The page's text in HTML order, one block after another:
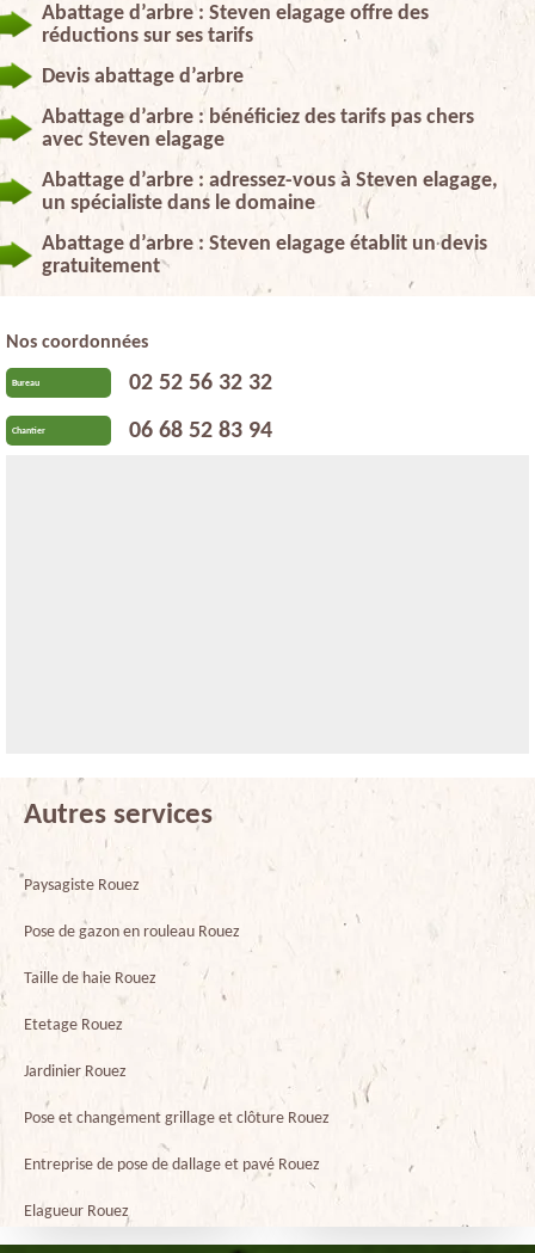
Abattage d’arbre : Steven elagage offre des
réductions sur ses tarifs
Devis abattage d’arbre
Abattage d’arbre : bénéficiez des tarifs pas chers
avec Steven elagage
Abattage d’arbre : adressez-vous à Steven elagage,
un spécialiste dans le domaine
Abattage d’arbre : Steven elagage établit un devis
gratuitement
Nos coordonnées
Bureau 02 52 56 32 32
Chantier 06 68 52 83 94
Autres services
Paysagiste Rouez
Pose de gazon en rouleau Rouez
Taille de haie Rouez
Etetage Rouez
Jardinier Rouez
Pose et changement grillage et clôture Rouez
Entreprise de pose de dallage et pavé Rouez
Elagueur Rouez